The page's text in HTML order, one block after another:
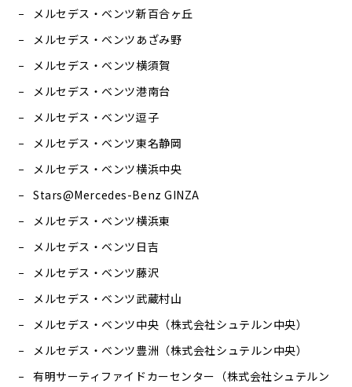
メルセデス・ベンツ新百合ヶ丘
メルセデス・ベンツあざみ野
メルセデス・ベンツ横須賀
メルセデス・ベンツ港南台
メルセデス・ベンツ逗子
メルセデス・ベンツ東名静岡
メルセデス・ベンツ横浜中央
Stars@Mercedes-Benz GINZA
メルセデス・ベンツ横浜東
メルセデス・ベンツ日吉
メルセデス・ベンツ藤沢
メルセデス・ベンツ武蔵村山
メルセデス・ベンツ中央（株式会社シュテルン中央）
メルセデス・ベンツ豊洲（株式会社シュテルン中央）
有明サーティファイドカーセンター（株式会社シュテルン